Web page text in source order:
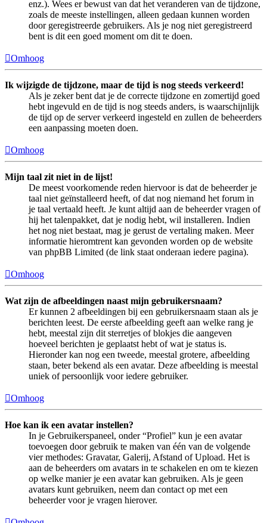
enz.). Wees er bewust van dat het veranderen van de tijdzone,
zoals de meeste instellingen, alleen gedaan kunnen worden
door geregistreerde gebruikers. Als je nog niet geregistreerd
bent is dit een goed moment om dit te doen.
Omhoog
Ik wijzigde de tijdzone, maar de tijd is nog steeds verkeerd!
Als je zeker bent dat je de correcte tijdzone en zomertijd goed
hebt ingevuld en de tijd is nog steeds anders, is waarschijnlijk
de tijd op de server verkeerd ingesteld en zullen de beheerders
een aanpassing moeten doen.
Omhoog
Mijn taal zit niet in de lijst!
De meest voorkomende reden hiervoor is dat de beheerder je
taal niet geïnstalleerd heeft, of dat nog niemand het forum in
je taal vertaald heeft. Je kunt altijd aan de beheerder vragen of
hij het talenpakket, dat je nodig hebt, wil installeren. Indien
het nog niet bestaat, mag je gerust de vertaling maken. Meer
informatie hieromtrent kan gevonden worden op de website
van phpBB Limited (de link staat onderaan iedere pagina).
Omhoog
Wat zijn de afbeeldingen naast mijn gebruikersnaam?
Er kunnen 2 afbeeldingen bij een gebruikersnaam staan als je
berichten leest. De eerste afbeelding geeft aan welke rang je
hebt, meestal zijn dit sterretjes of blokjes die aangeven
hoeveel berichten je geplaatst hebt of wat je status is.
Hieronder kan nog een tweede, meestal grotere, afbeelding
staan, beter bekend als een avatar. Deze afbeelding is meestal
uniek of persoonlijk voor iedere gebruiker.
Omhoog
Hoe kan ik een avatar instellen?
In je Gebruikerspaneel, onder “Profiel” kun je een avatar
toevoegen door gebruik te maken van één van de volgende
vier methodes: Gravatar, Galerij, Afstand of Upload. Het is
aan de beheerders om avatars in te schakelen en om te kiezen
op welke manier je een avatar kan gebruiken. Als je geen
avatars kunt gebruiken, neem dan contact op met een
beheerder voor je vragen hierover.